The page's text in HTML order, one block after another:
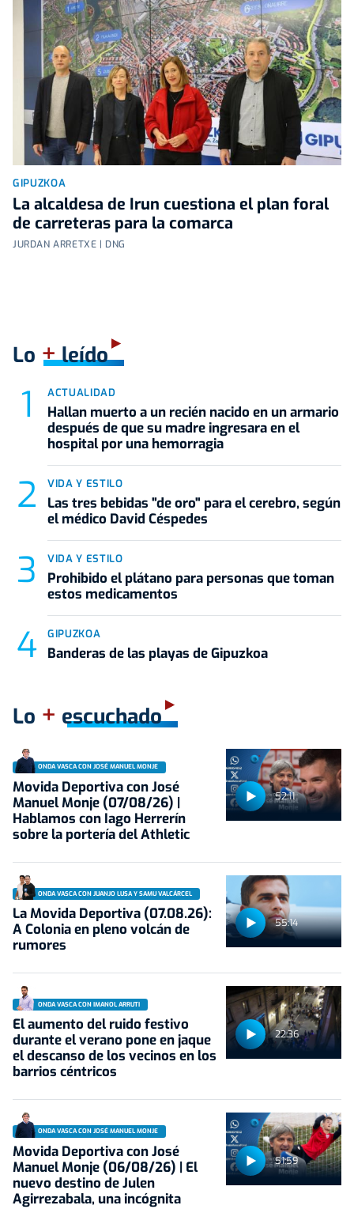
GIPUZKOA
La alcaldesa de Irun cuestiona el plan foral
de carreteras para la comarca
JURDAN ARRETXE | DNG
Lo +leído
ACTUALIDAD
Hallan muerto a un recién nacido en un armario
después de que su madre ingresara en el
hospital por una hemorragia
VIDA Y ESTILO
Las tres bebidas "de oro" para el cerebro, según
el médico David Céspedes
VIDA Y ESTILO
Prohibido el plátano para personas que toman
estos medicamentos
GIPUZKOA
Banderas de las playas de Gipuzkoa
Lo + escuchado
52:11
ONDA VASCA CON JOSÉ MANUEL MONJE
Movida Deportiva con José
Manuel Monje (07/08/26) |
Hablamos con Iago Herrerín
sobre la portería del Athletic
55:14
ONDA VASCA CON JUANJO LUSA Y SAMU VALCÁRCEL
La Movida Deportiva (07.08.26):
A Colonia en pleno volcán de
rumores
22:36
ONDA VASCA CON IMANOL ARRUTI
El aumento del ruido festivo
durante el verano pone en jaque
el descanso de los vecinos en los
barrios céntricos
51:59
ONDA VASCA CON JOSÉ MANUEL MONJE
Movida Deportiva con José
Manuel Monje (06/08/26) | El
nuevo destino de Julen
Agirrezabala, una incógnita